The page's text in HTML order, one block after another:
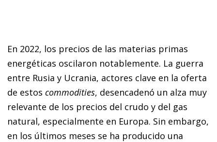
En 2022, los precios de las materias primas
energéticas oscilaron notablemente. La guerra
entre Rusia y Ucrania, actores clave en la oferta
de estos commodities, desencadenó un alza muy
relevante de los precios del crudo y del gas
natural, especialmente en Europa. Sin embargo,
en los últimos meses se ha producido una